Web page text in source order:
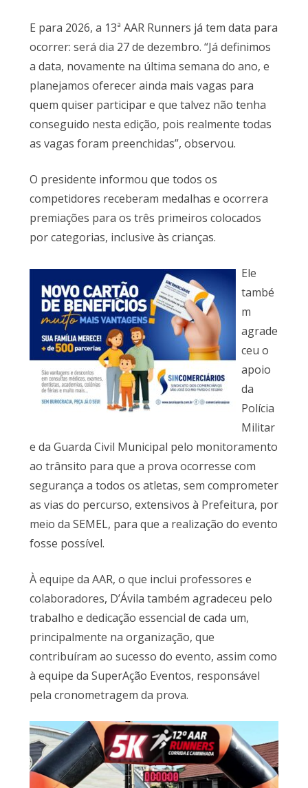
E para 2026, a 13ª AAR Runners já tem data para
ocorrer: será dia 27 de dezembro. “Já definimos
a data, novamente na última semana do ano, e
planejamos oferecer ainda mais vagas para
quem quiser participar e que talvez não tenha
conseguido nesta edição, pois realmente todas
as vagas foram preenchidas”, observou.
O presidente informou que todos os
competidores receberam medalhas e ocorrera
premiações para os três primeiros colocados
por categorias, inclusive às crianças.
Ele
també
m
agrade
ceu o
apoio
da
Polícia
Militar
e da Guarda Civil Municipal pelo monitoramento
ao trânsito para que a prova ocorresse com
segurança a todos os atletas, sem comprometer
as vias do percurso, extensivos à Prefeitura, por
meio da SEMEL, para que a realização do evento
fosse possível.
À equipe da AAR, o que inclui professores e
colaboradores, D’Ávila também agradeceu pelo
trabalho e dedicação essencial de cada um,
principalmente na organização, que
contribuíram ao sucesso do evento, assim como
à equipe da SuperAção Eventos, responsável
pela cronometragem da prova.